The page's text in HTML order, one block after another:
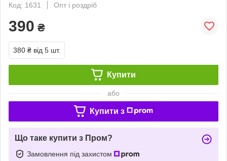
Код: 1631
Опт і роздріб
390 ₴
380 ₴ від 5 шт.
Купити
або
Купити з
Що таке купити з Пром?
Замовлення під захистом